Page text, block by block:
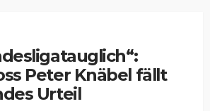
Peter Knäbel fällt
Urteil